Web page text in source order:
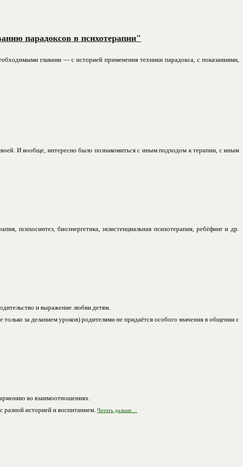
парадоксов в психотерапии"
главами — с историей применения техники парадокса, с показаниями,
И вообще, интересно было познакомиться с иным подходом к терапии, с иным
психосинтез, биоэнергетика, экзистенциальная психотерапия, ребёфинг и др.
и выражение любви детям.
за деланием уроков) родителями не придаётся особого значения в общении с
во взаимоотношениях.
историей и воспитанием. Читать дальше…